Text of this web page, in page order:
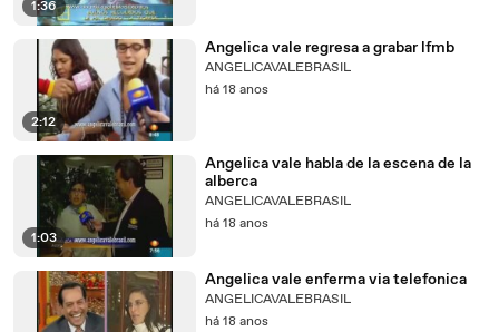
1:36
2:12
Angelica vale regresa a grabar lfmb
ANGELICAVALEBRASIL
há 18 anos
1:03
Angelica vale habla de la escena de la
alberca
ANGELICAVALEBRASIL
há 18 anos
Angelica vale enferma via telefonica
ANGELICAVALEBRASIL
há 18 anos